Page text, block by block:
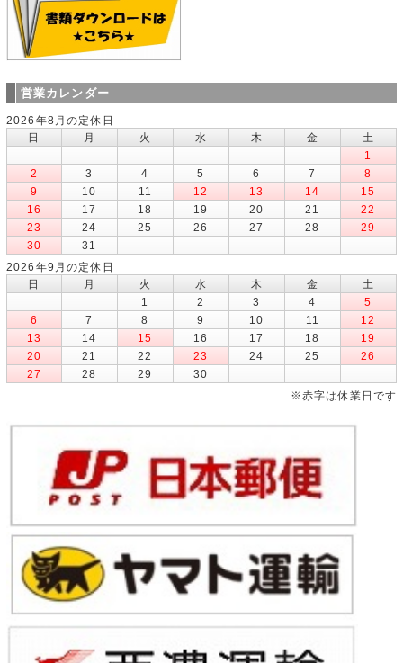
営業カレンダー
2026年8月の定休日
日
月 火 水 木 金
土
1
2
3 4 5 6 7
8
9
10 11 12 13 14
15
16
17 18 19 20 21
22
23
24 25 26 27 28
29
30
31
2026年9月の定休日
日
月 火 水 木 金
土
1
2 3 4
5
6
7 8 9 10 11
12
13
14 15 16 17 18
19
20
21 22 23 24 25
26
27
28 29
30
※赤字は休業日です